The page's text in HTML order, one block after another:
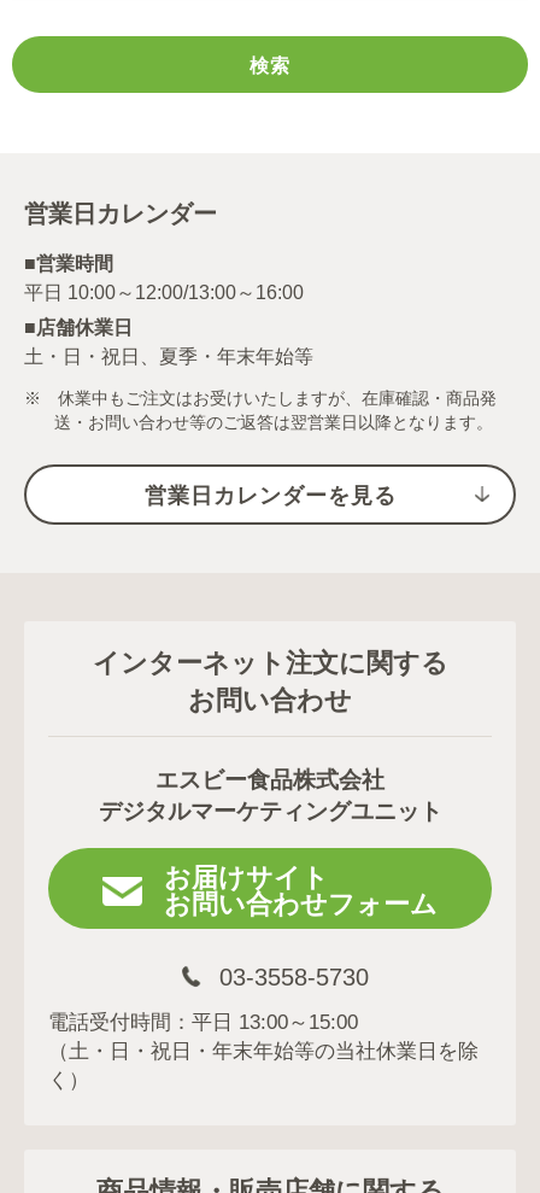
営業日カレンダー
■営業時間
■店舗休業日
土・日・祝日、夏季・年末年始等
※ 休業中もご注文はお受けいたしますが、在庫確認・商品発
送・お問い合わせ等のご返答は翌営業日以降となります。
営業日カレンダーを見る
インターネット注文に関する
お問い合わせ
エスビー食品株式会社
デジタルマーケティングユニット
お届けサイト
お問い合わせフォーム
03-3558-5730
電話受付時間：平日 13:00～15:00
（土・日・祝日・年末年始等の当社休業日を除
く）